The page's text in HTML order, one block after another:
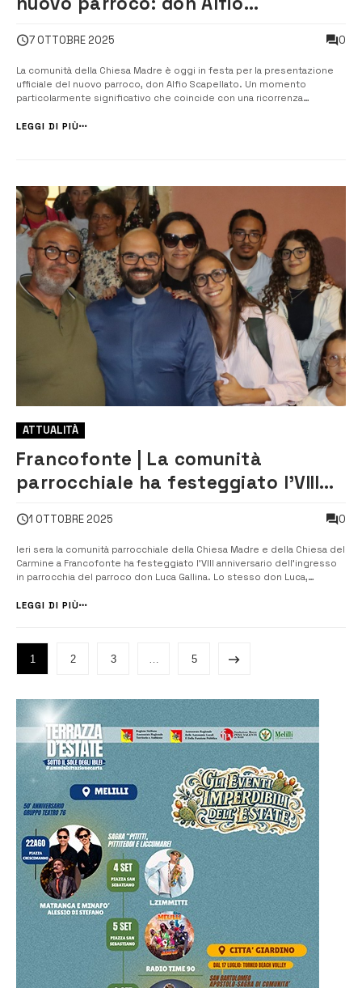
Madre
7 OTTOBRE 2025 0
La comunità della Chiesa Madre è oggi in festa per la presentazione
ufficiale del nuovo parroco, don Alfio Scapellato. Un momento
particolarmente significativo che coincide con una ricorrenza
“Un’occasione doppiamente solenne, che i fedeli vivono con gioia e
LEGGI DI PIÙ
ATTUALITÀ
Francofonte | La comunità
parrocchiale ha festeggiato l’VIII
parrocchia di don Gallina
1 OTTOBRE 2025 0
Ieri sera la comunità parrocchiale della Chiesa Madre e della Chiesa del
Carmine a Francofonte ha festeggiato l’VIII anniversario dell’ingresso
in parrocchia del parroco don Luca Gallina. Lo stesso don Luca,
2017, ha invitato la comunità a ringraziare il Signore p...
LEGGI DI PIÙ
1 2 3 … 5